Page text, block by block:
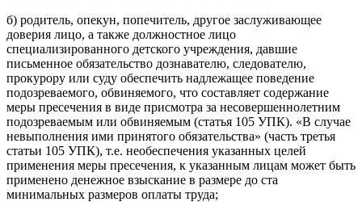
б) родитель, опекун, попечитель, другое заслуживающее
доверия лицо, а также должностное лицо
специализированного детского учреждения, давшие
письменное обязательство дознавателю, следователю,
прокурору или суду обеспечить надлежащее поведение
подозреваемого, обвиняемого, что составляет содержание
меры пресечения в виде присмотра за несовершеннолетним
подозреваемым или обвиняемым (статья 105 УПК). «В случае
невыполнения ими принятого обязательства» (часть третья
статьи 105 УПК), т.е. необеспечения указанных целей
применения меры пресечения, к указанным лицам может быть
применено денежное взыскание в размере до ста
минимальных размеров оплаты труда;